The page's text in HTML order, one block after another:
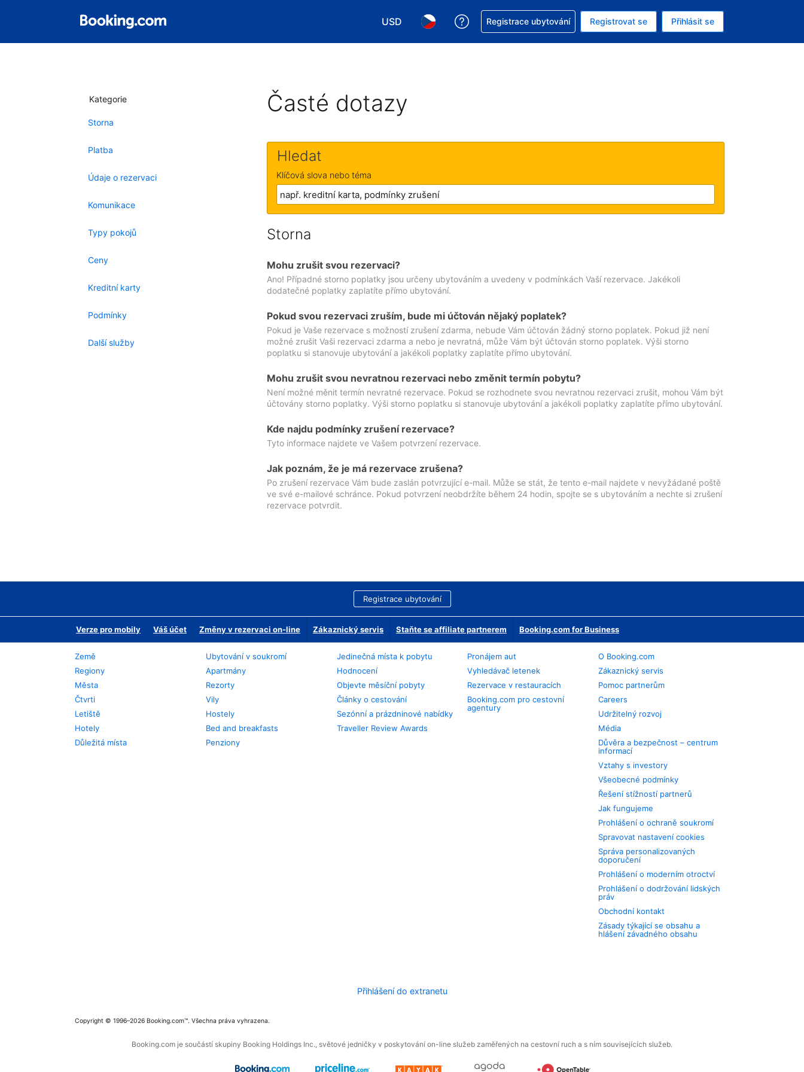
USD
Vyberte si měnu. Aktuálně zvolená měna: Americký dolar
Vyberte si jazyk. Aktuálně zvolený jazyk: V češtině
Asistence s rezervací
Registrace ubytování Registrovat se Přihlásit se
Kategorie
Storna
Platba
Údaje o rezervaci
Komunikace
Typy pokojů
Ceny
Kreditní karty
Podmínky
Další služby
Časté dotazy
Hledat
Klíčová slova nebo téma
Storna
Mohu zrušit svou rezervaci?
Ano! Případné storno poplatky jsou určeny ubytováním a uvedeny v podmínkách Vaší rezervace. Jakékoli
dodatečné poplatky zaplatíte přímo ubytování.
Pokud svou rezervaci zruším, bude mi účtován nějaký poplatek?
Pokud je Vaše rezervace s možností zrušení zdarma, nebude Vám účtován žádný storno poplatek. Pokud již není
možné zrušit Vaši rezervaci zdarma a nebo je nevratná, může Vám být účtován storno poplatek. Výši storno
poplatku si stanovuje ubytování a jakékoli poplatky zaplatíte přímo ubytování.
Mohu zrušit svou nevratnou rezervaci nebo změnit termín pobytu?
Není možné měnit termín nevratné rezervace. Pokud se rozhodnete svou nevratnou rezervaci zrušit, mohou Vám být
účtovány storno poplatky. Výši storno poplatku si stanovuje ubytování a jakékoli poplatky zaplatíte přímo ubytování.
Kde najdu podmínky zrušení rezervace?
Tyto informace najdete ve Vašem potvrzení rezervace.
Jak poznám, že je má rezervace zrušena?
Po zrušení rezervace Vám bude zaslán potvrzující e-mail. Může se stát, že tento e-mail najdete v nevyžádané poště
ve své e-mailové schránce. Pokud potvrzení neobdržíte během 24 hodin, spojte se s ubytováním a nechte si zrušení
rezervace potvrdit.
Registrace ubytování
Verze pro mobily Váš účet Změny v rezervaci on-line Zákaznický servis Staňte se affiliate partnerem Booking.com for Business
Země
Regiony
Města
Čtvrti
Letiště
Hotely
Důležitá místa
Ubytování v soukromí
Apartmány
Rezorty
Vily
Hostely
Bed and breakfasts
Penziony
Jedinečná místa k pobytu
Hodnocení
Objevte měsíční pobyty
Články o cestování
Sezónní a prázdninové nabídky
Traveller Review Awards
Pronájem aut
Vyhledávač letenek
Rezervace v restauracích
Booking.com pro cestovní
agentury
O Booking.com
Zákaznický servis
Pomoc partnerům
Careers
Udržitelný rozvoj
Média
Důvěra a bezpečnost – centrum
informací
Vztahy s investory
Všeobecné podmínky
Řešení stížností partnerů
Jak fungujeme
Prohlášení o ochraně soukromí
Spravovat nastavení cookies
Správa personalizovaných
doporučení
Prohlášení o moderním otroctví
Prohlášení o dodržování lidských
práv
Obchodní kontakt
Zásady týkající se obsahu a
hlášení závadného obsahu
Přihlášení do extranetu
Copyright © 1996–2026 Booking.com™. Všechna práva vyhrazena.
Booking.com je součástí skupiny Booking Holdings Inc., světové jedničky v poskytování on-line služeb zaměřených na cestovní ruch a s ním souvisejících služeb.